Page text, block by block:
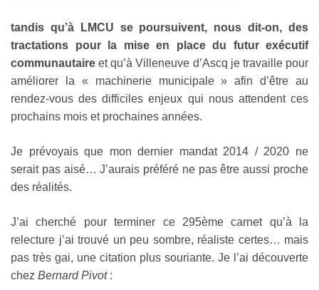
tandis qu’à LMCU se poursuivent, nous dit-on, des
tractations pour la mise en place du futur exécutif
communautaire et qu’à Villeneuve d’Ascq je travaille pour
améliorer la « machinerie municipale » afin d’être au
rendez-vous des difficiles enjeux qui nous attendent ces
prochains mois et prochaines années.
Je prévoyais que mon dernier mandat 2014 / 2020 ne
serait pas aisé… J’aurais préféré ne pas être aussi proche
des réalités.
J’ai cherché pour terminer ce 295ème carnet qu’à la
relecture j’ai trouvé un peu sombre, réaliste certes… mais
pas très gai, une citation plus souriante. Je l’ai découverte
chez Bernard Pivot :